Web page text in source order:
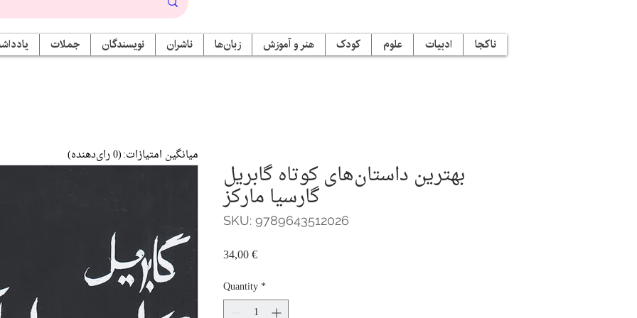
ناکجا ادبیات علوم کودک هنر و آموزش زبان‌ها ناشران نویسندگان جملات
بهترین داستان‌های کوتاه گابریل
گارسیا مارکز
SKU: 9789643512026
34,00 €Price
Quantity*
میانگین امتیازات:(0 رای‌دهنده)